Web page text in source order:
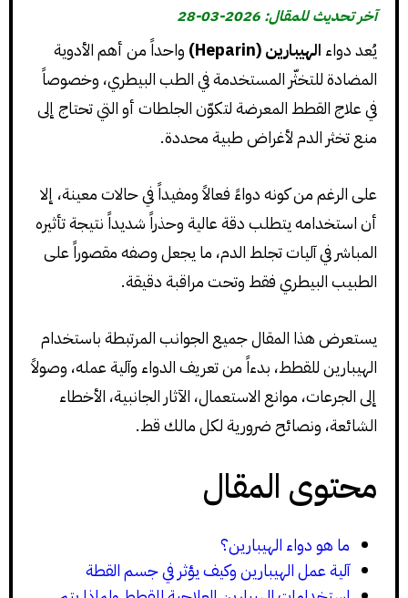
آخر تحديث للمقال: 2026-03-28
يُعد دواء الهيبارين (Heparin)
واحداً من أهم الأدوية
المضادة للتخثّر المستخدمة في الطب البيطري، وخصوصاً
في علاج القطط المعرضة لتكوّن الجلطات أو التي تحتاج إلى
منع تخثر الدم لأغراض طبية محددة.
على الرغم من كونه دواءً فعالاً ومفيداً في حالات معينة، إلا
أن استخدامه يتطلب دقة عالية وحذراً شديداً نتيجة تأثيره
المباشر في آليات تجلط الدم، ما يجعل وصفه مقصوراً على
الطبيب البيطري فقط وتحت مراقبة دقيقة.
يستعرض هذا المقال جميع الجوانب المرتبطة باستخدام
الهيبارين للقطط، بدءاً من تعريف الدواء وآلية عمله، وصولاً
إلى الجرعات، موانع الاستعمال، الآثار الجانبية، الأخطاء
الشائعة، ونصائح ضرورية لكل مالك قط.
محتوى المقال
ما هو دواء الهيبارين؟
آلية عمل الهيبارين وكيف يؤثر في جسم القطة